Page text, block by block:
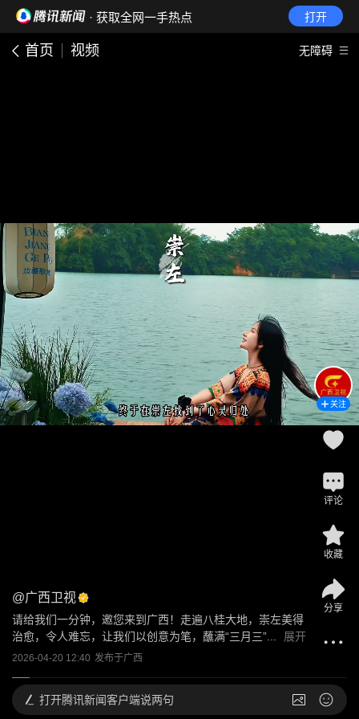
· 获取全网一手热点 打开
首页 视频 无障碍
@广西卫视
请给我们一分钟，邀您来到广西！走遍八桂大地，崇左美得
治愈，令人难忘，让我们以创意为笔，蘸满“三月三”...
展开
2026-04-20 12:40 发布于广西
关注
评论
收藏
分享
打开腾讯新闻客户端说两句